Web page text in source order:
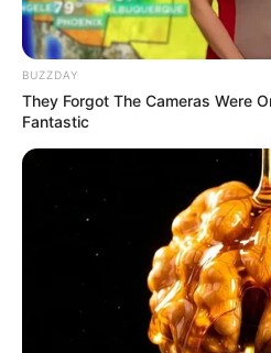
BUZZDAY
They Forgot The Cameras Were
Fantastic